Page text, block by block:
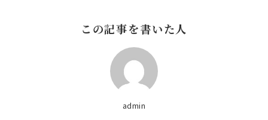
この記事を書いた人
admin